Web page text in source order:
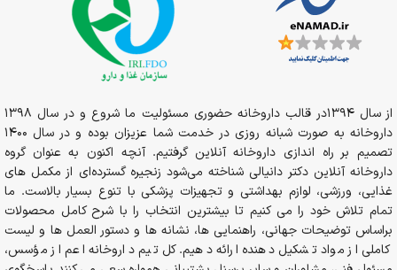
از سال 1394در قالب داروخانه حضوری مسئولیت ما شروع و در سال 1398
داروخانه به صورت شبانه روزی در خدمت شما عزیزان بوده و در سال 1400
تصمیم بر راه اندازی داروخانه آنلاین گرفتیم. آنچه اکنون به عنوان گروه
داروخانه آنلاین دکتر دانیالی شناخته می‌شود زنجیره گسترده‌ای از مکمل های
غذایی، ورزشی، لوازم بهداشتی و تجهیزات پزشکی با تنوع بسیار بالاست. ما
تمام تلاش خود را می کنیم تا بیشترین انتخاب را با شرح کامل محصولات
براساس توضیحات جهانی، راهنمایی ها، نشانه ها و دستور العمل ها و لیست
کاملی از مواد تشکیل دهنده ارائه دهیم. کل تیم داروخانه اعم از مؤسس،